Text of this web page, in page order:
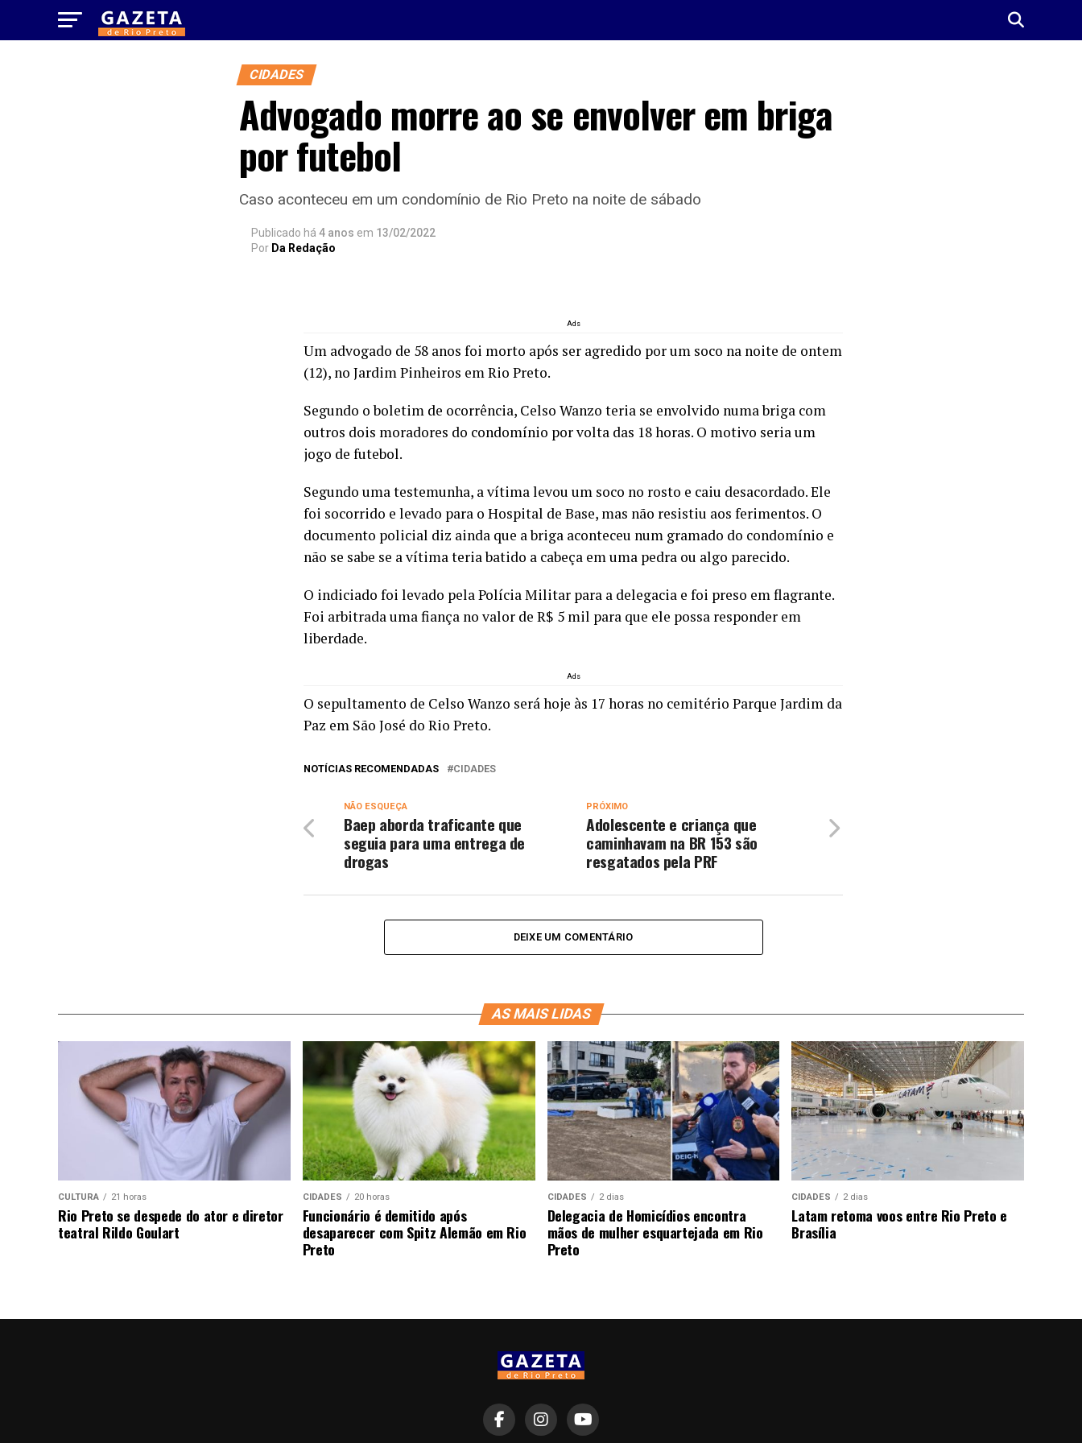
CIDADES
Advogado morre ao se envolver em briga
por futebol
Caso aconteceu em um condomínio de Rio Preto na noite de sábado
Publicado há 4 anos em 13/02/2022
Por Da Redação
Ads
Um advogado de 58 anos foi morto após ser agredido por um soco na noite de ontem
(12), no Jardim Pinheiros em Rio Preto.
Segundo o boletim de ocorrência, Celso Wanzo teria se envolvido numa briga com
outros dois moradores do condomínio por volta das 18 horas. O motivo seria um
jogo de futebol.
Segundo uma testemunha, a vítima levou um soco no rosto e caiu desacordado. Ele
foi socorrido e levado para o Hospital de Base, mas não resistiu aos ferimentos. O
documento policial diz ainda que a briga aconteceu num gramado do condomínio e
não se sabe se a vítima teria batido a cabeça em uma pedra ou algo parecido.
O indiciado foi levado pela Polícia Militar para a delegacia e foi preso em flagrante.
Foi arbitrada uma fiança no valor de R$ 5 mil para que ele possa responder em
liberdade.
Ads
O sepultamento de Celso Wanzo será hoje às 17 horas no cemitério Parque Jardim da
Paz em São José do Rio Preto.
NOTÍCIAS RECOMENDADAS CIDADES
PRÓXIMO
Adolescente e criança que
caminhavam na BR 153 são
resgatados pela PRF
NÃO ESQUEÇA
Baep aborda traficante que
seguia para uma entrega de
drogas
DEIXE UM COMENTÁRIO
AS MAIS LIDAS
CULTURA 21 horas
Rio Preto se despede do ator e diretor
teatral Rildo Goulart
CIDADES 20 horas
Funcionário é demitido após
desaparecer com Spitz Alemão em Rio
Preto
CIDADES 2 dias
Delegacia de Homicídios encontra
mãos de mulher esquartejada em Rio
Preto
CIDADES 2 dias
Latam retoma voos entre Rio Preto e
Brasília